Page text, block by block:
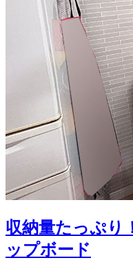
収納量たっぷり
ップボード